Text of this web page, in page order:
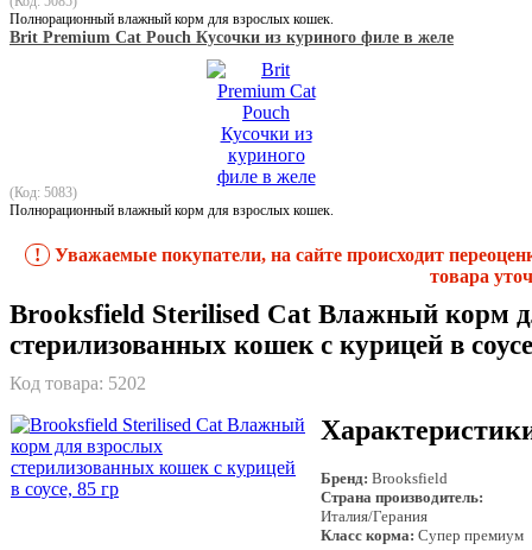
Полнорационный влажный корм для взрослых кошек.
Brit Premium Cat Pouch Кусочки из куриного филе в желе
(Код: 5083)
Полнорационный влажный корм для взрослых кошек.
!
Уважаемые покупатели, на сайте происходит
товара
Brooksfield Sterilised Cat Влажный корм
стерилизованных кошек с курицей в
Код товара: 5202
Бренд: Brooksfield
Страна производитель:
Италия/Герания
Класс корма: Супер премиум